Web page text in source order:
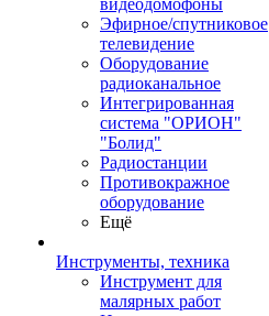
видеодомофоны
Эфирное/спутниковое
телевидение
Оборудование
радиоканальное
Интегрированная
система "ОРИОН"
"Болид"
Радиостанции
Противокражное
оборудование
Ещё
Инструменты, техника
Инструмент для
малярных работ